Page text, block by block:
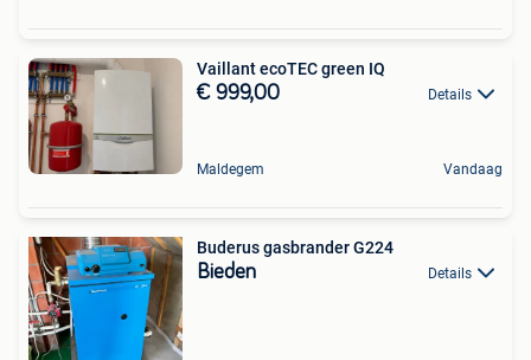
Vaillant ecoTEC green IQ
€ 999,00 Details
Maldegem Vandaag
Buderus gasbrander G224
Bieden Details